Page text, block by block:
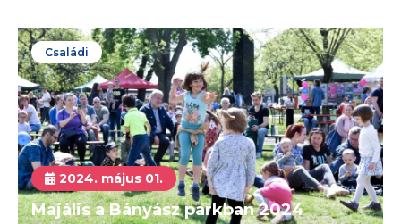
Családi
2024. május 01.
Majális a Bányász parkban 2024